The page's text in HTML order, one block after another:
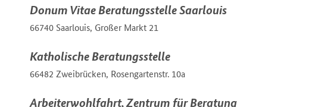
Donum Vitae Beratungsstelle Saarlouis
66740 Saarlouis, Großer Markt 21
Katholische Beratungsstelle
66482 Zweibrücken, Rosengartenstr. 10a
Arbeiterwohlfahrt, Zentrum für Beratung